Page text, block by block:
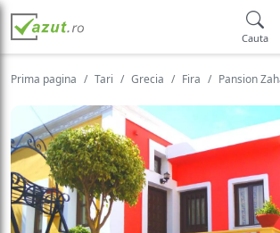
Cauta
Prima pagina Tari Grecia Fira Pansion